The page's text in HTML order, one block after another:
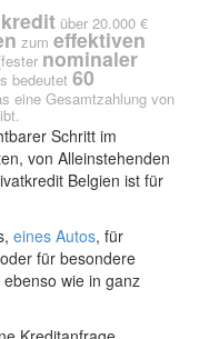
über 20.000 €
zum effektiven
nominaler
bedeutet 60
eine Gesamtzahlung von
Schritt im
von Alleinstehenden
Belgien ist für
eines Autos, für
oder für besondere
wie in ganz